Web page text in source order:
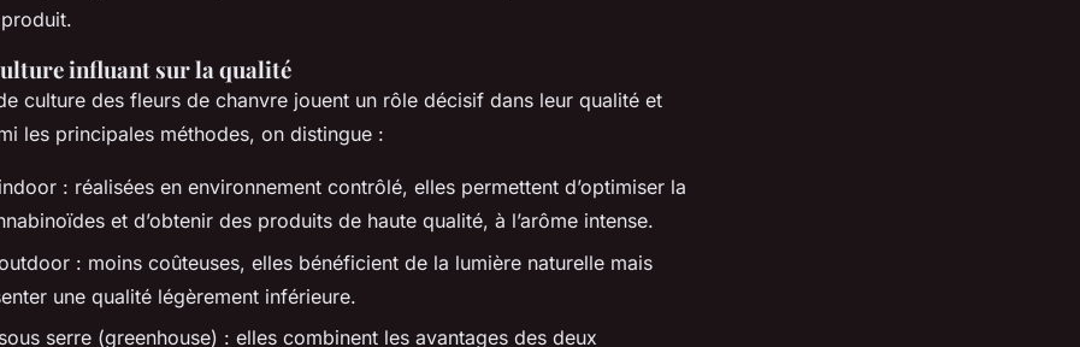
influant sur la qualité
culture des fleurs de chanvre jouent un rôle décisif dans leur qualité et
les principales méthodes, on distingue :
: réalisées en environnement contrôlé, elles permettent d’optimiser la
et d’obtenir des produits de haute qualité, à l’arôme intense.
: moins coûteuses, elles bénéficient de la lumière naturelle mais
une qualité légèrement inférieure.
serre (greenhouse) : elles combinent les avantages des deux